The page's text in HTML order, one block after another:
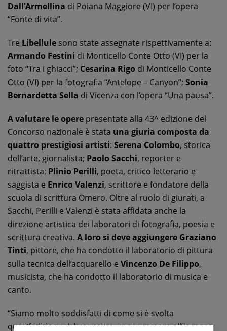
Dall'Armellina di Poiana Maggiore (VI) per l’opera
“Fonte di vita”.
Tre Libellule sono state assegnate rispettivamente a:
Armando Festini di Monticello Conte Otto (VI) per la
foto “Tra i ghiacci”; Cesarina Rigo di Monticello Conte
Otto (VI) per la fotografia “Antelope – Canyon”; Sonia
Bernardetta Sella di Vicenza con l’opera “Una pausa”.
A valutare le opere presentate alla 43^ edizione del
Concorso nazionale è stata una giuria composta da
quattro prestigiosi artisti: Serena Colombo, storica
dell’arte, giornalista; Paolo Sacchi, reporter e
ritrattista; Plinio Perilli, poeta, critico letterario e
saggista e Enrico Valenzi, scrittore e fondatore della
scuola di scrittura Omero. Oltre al ruolo di giurati, a
Sacchi, Perilli e Valenzi è stata affidata anche la
direzione artistica dei laboratori di fotografia, poesia e
scrittura creativa. A loro si deve aggiungere Graziano
Tinti, pittore, che ha condotto il laboratorio di pittura
sulla tecnica dell’acquarello e Vincenzo De Filippo,
musicista, che ha condotto il laboratorio di musica e
canto.
“Siamo molto soddisfatti di come si è svolta
quest’edizione del concorso, come sempre all’insegna